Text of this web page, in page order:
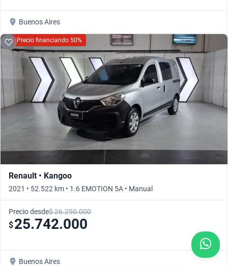
Buenos Aires
Precio financiando 50%
Renault • Kangoo
2021 • 52.522 km • 1.6 EMOTION 5A • Manual
Precio desde$ 26.250.000
$25.742.000
Buenos Aires